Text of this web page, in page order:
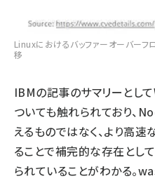
Linuxにおけるバッファーオーバーフ
移
IBMの記事のサマリーとし
ついても触れられており、
えるものではなく、より高
ることで補完的な存在と
られていることがわかる。